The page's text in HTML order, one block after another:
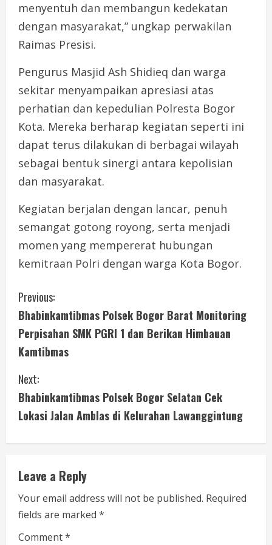
menyentuh dan membangun kedekatan
dengan masyarakat,” ungkap perwakilan
Raimas Presisi.
Pengurus Masjid Ash Shidieq dan warga
sekitar menyampaikan apresiasi atas
perhatian dan kepedulian Polresta Bogor
Kota. Mereka berharap kegiatan seperti ini
dapat terus dilakukan di berbagai wilayah
sebagai bentuk sinergi antara kepolisian
dan masyarakat.
Kegiatan berjalan dengan lancar, penuh
semangat gotong royong, serta menjadi
momen yang mempererat hubungan
kemitraan Polri dengan warga Kota Bogor.
C
o
n
t
i
n
e
R
e
Previous:
Bhabinkamtibmas Polsek Bogor Barat Monitoring
Perpisahan SMK PGRI 1 dan Berikan Himbauan
Kamtibmas
Next:
Bhabinkamtibmas Polsek Bogor Selatan Cek
Lokasi Jalan Amblas di Kelurahan Lawanggintung
Leave a Reply
Your email address will not be published. Required
fields are marked *
Comment*